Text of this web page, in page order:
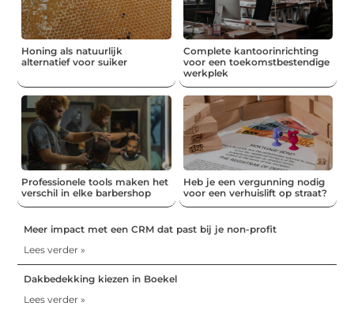
Honing als natuurlijk
alternatief voor suiker
Complete kantoorinrichting
voor een toekomstbestendige
werkplek
Professionele tools maken het
verschil in elke barbershop
Heb je een vergunning nodig
voor een verhuislift op straat?
Meer impact met een CRM dat past bij je non-profit
Lees verder »
Dakbedekking kiezen in Boekel
Lees verder »